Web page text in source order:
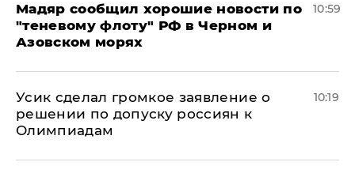
Мадяр сообщил хорошие новости по
"теневому флоту" РФ в Черном и
Азовском морях
10:59
Усик сделал громкое заявление о
решении по допуску россиян к
Олимпиадам
10:19